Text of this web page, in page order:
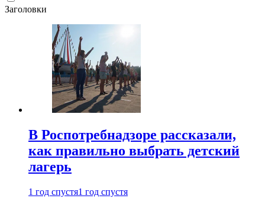
Заголовки
В Роспотребнадзоре рассказали,
как правильно выбрать детский
лагерь
1 год спустя1 год спустя